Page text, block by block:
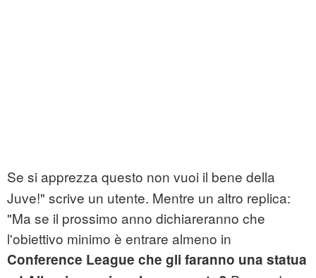
Se si apprezza questo non vuoi il bene della
Juve!" scrive un utente. Mentre un altro replica:
"Ma se il prossimo anno dichiareranno che
l'obiettivo minimo è entrare almeno in
Conference League che gli faranno una statua